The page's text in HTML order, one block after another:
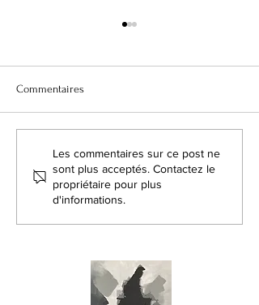
La croisée des mondes.
Commentaires
Les commentaires sur ce post ne
sont plus acceptés. Contactez le
propriétaire pour plus
d'informations.